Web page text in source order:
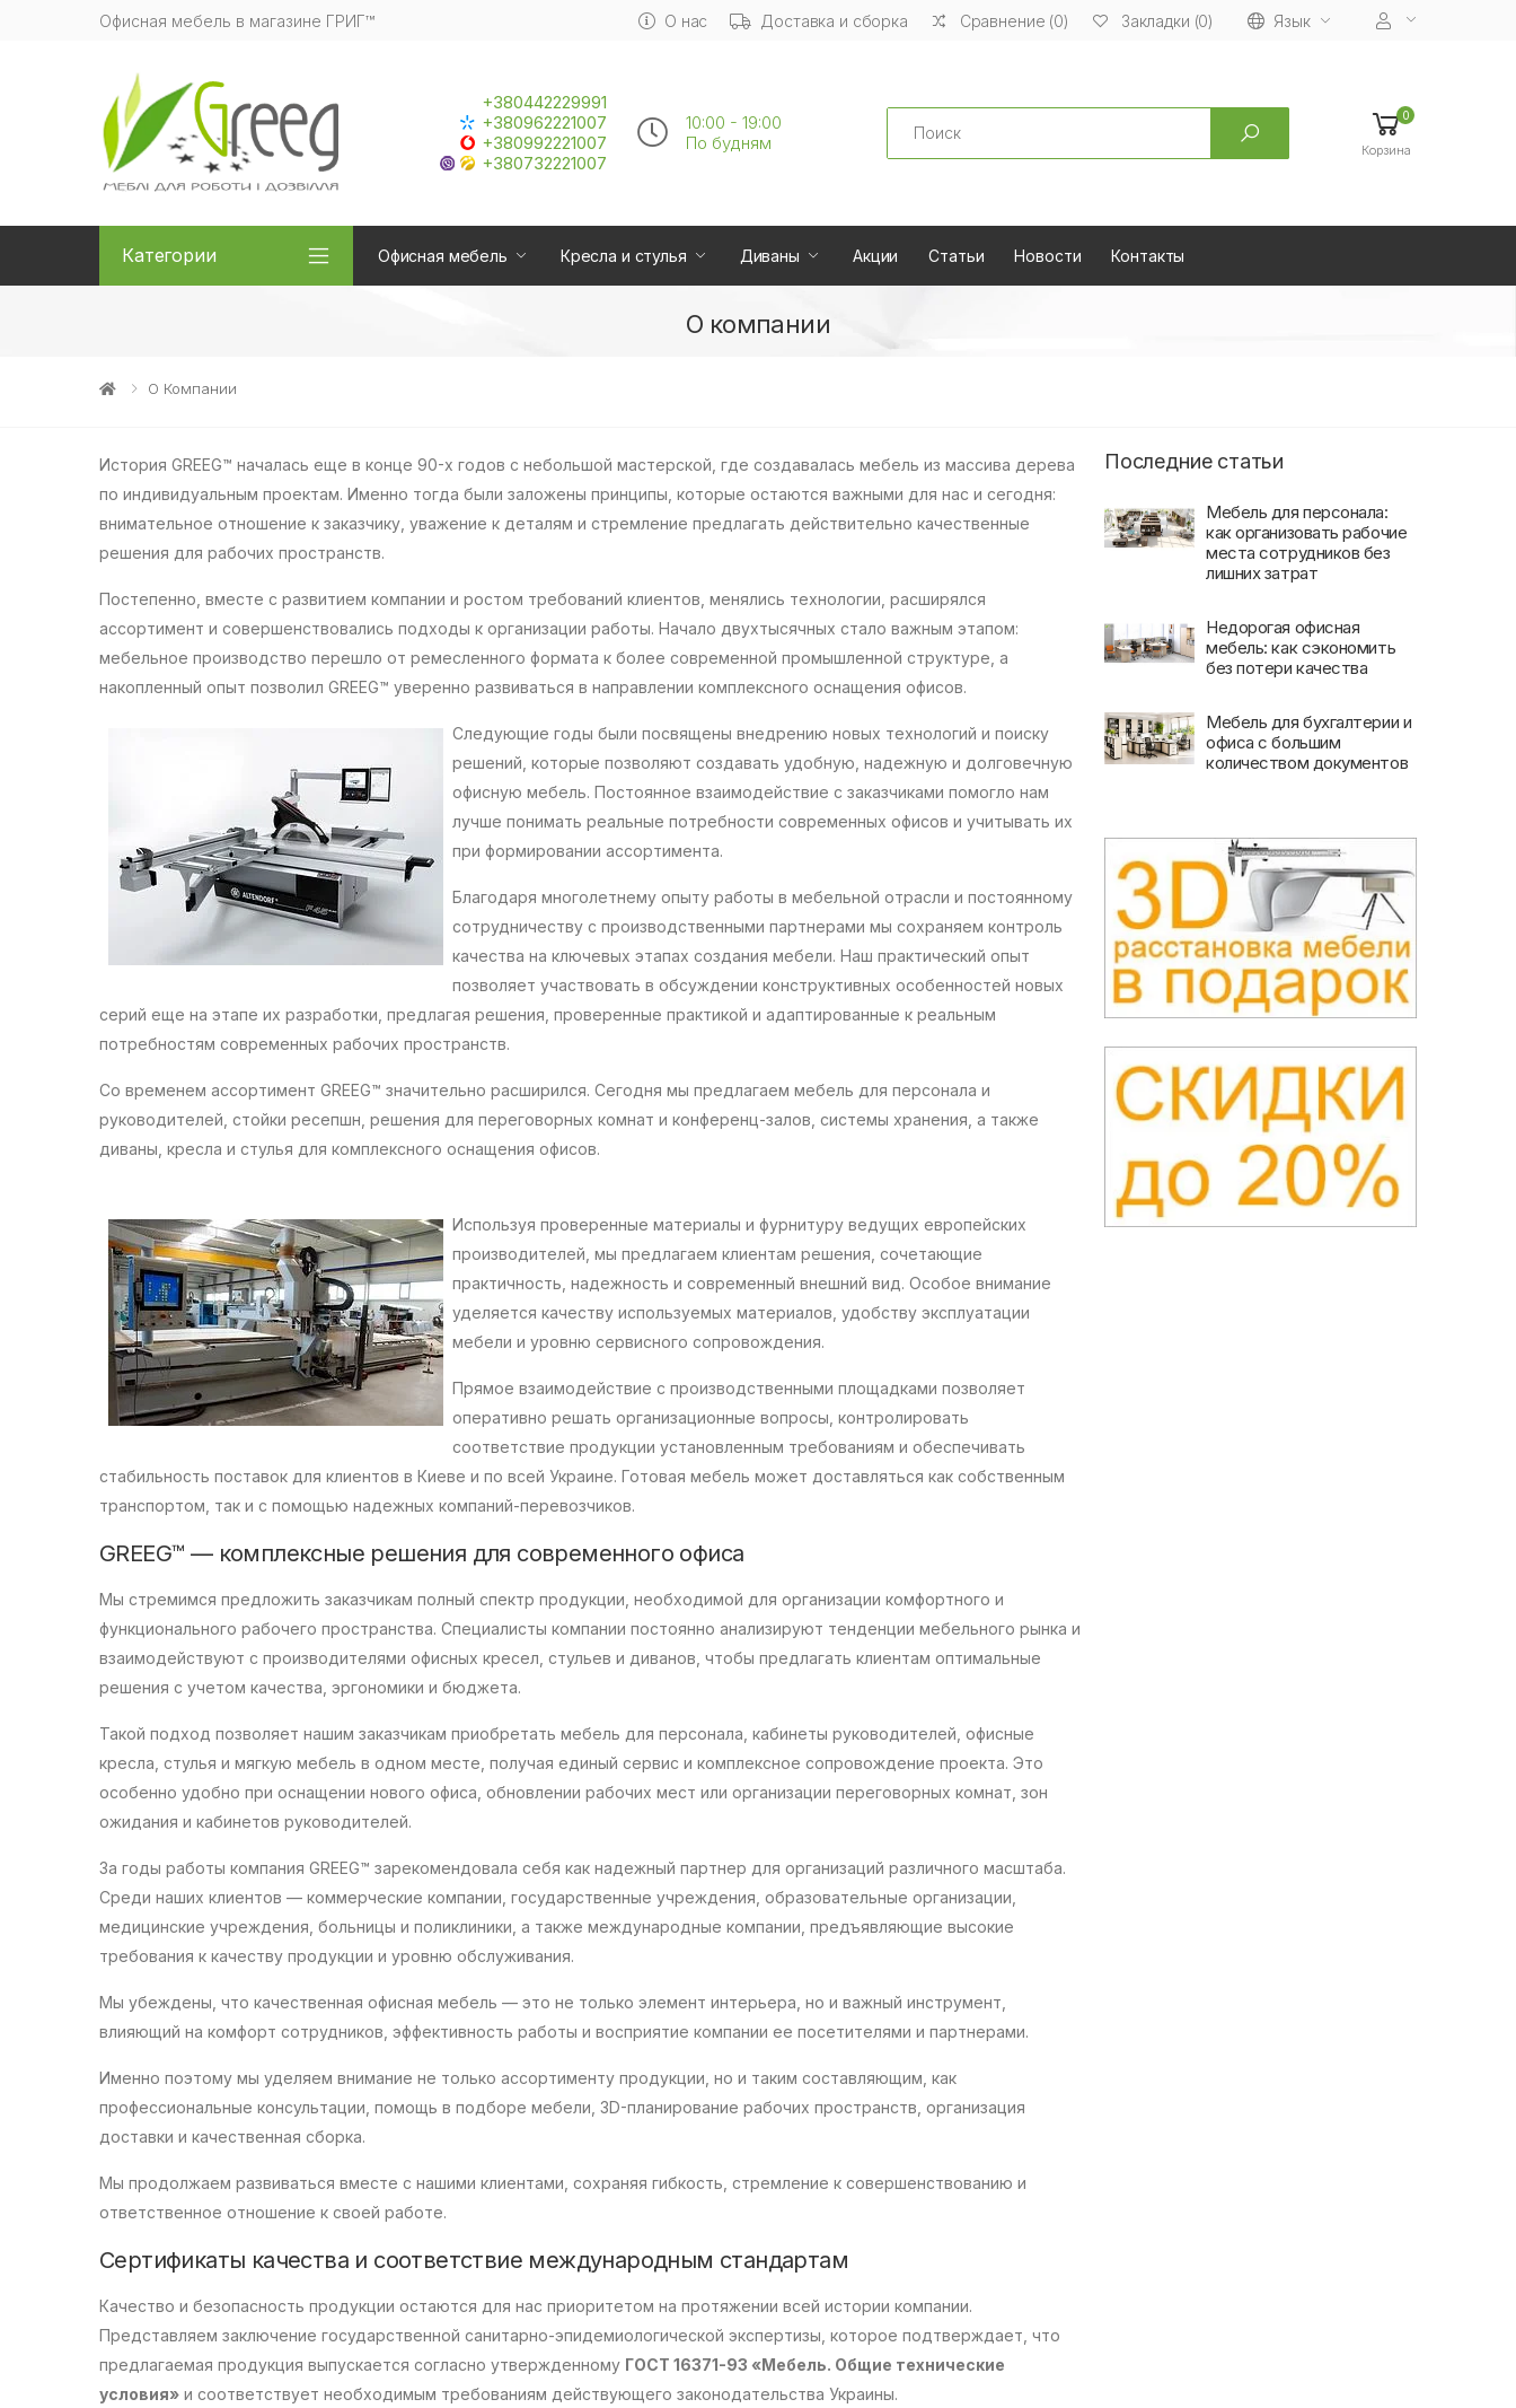
Офисная мебель в магазине ГРИГ™ О нас Доставка и сборка Сравнение (0) Закладки (0) Язык
+380442229991
+380962221007
+380992221007
+380732221007
10:00 - 19:00
По будням
Search 0
Корзина
Категории Офисная мебель Кресла и стулья Диваны Акции Статьи Новости Контакты
О компании
О Компании
История GREEG™ началась еще в конце 90-х годов с небольшой мастерской, где создавалась мебель из массива дерева
по индивидуальным проектам. Именно тогда были заложены принципы, которые остаются важными для нас и сегодня:
внимательное отношение к заказчику, уважение к деталям и стремление предлагать действительно качественные
решения для рабочих пространств.
Постепенно, вместе с развитием компании и ростом требований клиентов, менялись технологии, расширялся
ассортимент и совершенствовались подходы к организации работы. Начало двухтысячных стало важным этапом:
мебельное производство перешло от ремесленного формата к более современной промышленной структуре, а
накопленный опыт позволил GREEG™ уверенно развиваться в направлении комплексного оснащения офисов.
Следующие годы были посвящены внедрению новых технологий и поиску
решений, которые позволяют создавать удобную, надежную и долговечную
офисную мебель. Постоянное взаимодействие с заказчиками помогло нам
лучше понимать реальные потребности современных офисов и учитывать их
при формировании ассортимента.
Благодаря многолетнему опыту работы в мебельной отрасли и постоянному
сотрудничеству с производственными партнерами мы сохраняем контроль
качества на ключевых этапах создания мебели. Наш практический опыт
позволяет участвовать в обсуждении конструктивных особенностей новых
серий еще на этапе их разработки, предлагая решения, проверенные практикой и адаптированные к реальным
потребностям современных рабочих пространств.
Со временем ассортимент GREEG™ значительно расширился. Сегодня мы предлагаем мебель для персонала и
руководителей, стойки ресепшн, решения для переговорных комнат и конференц-залов, системы хранения, а также
диваны, кресла и стулья для комплексного оснащения офисов.
Используя проверенные материалы и фурнитуру ведущих европейских
производителей, мы предлагаем клиентам решения, сочетающие
практичность, надежность и современный внешний вид. Особое внимание
уделяется качеству используемых материалов, удобству эксплуатации
мебели и уровню сервисного сопровождения.
Прямое взаимодействие с производственными площадками позволяет
оперативно решать организационные вопросы, контролировать
соответствие продукции установленным требованиям и обеспечивать
стабильность поставок для клиентов в Киеве и по всей Украине. Готовая мебель может доставляться как собственным
транспортом, так и с помощью надежных компаний-перевозчиков.
GREEG™ — комплексные решения для современного офиса
Мы стремимся предложить заказчикам полный спектр продукции, необходимой для организации комфортного и
функционального рабочего пространства. Специалисты компании постоянно анализируют тенденции мебельного рынка и
взаимодействуют с производителями офисных кресел, стульев и диванов, чтобы предлагать клиентам оптимальные
решения с учетом качества, эргономики и бюджета.
Такой подход позволяет нашим заказчикам приобретать мебель для персонала, кабинеты руководителей, офисные
кресла, стулья и мягкую мебель в одном месте, получая единый сервис и комплексное сопровождение проекта. Это
особенно удобно при оснащении нового офиса, обновлении рабочих мест или организации переговорных комнат, зон
ожидания и кабинетов руководителей.
За годы работы компания GREEG™ зарекомендовала себя как надежный партнер для организаций различного масштаба.
Среди наших клиентов — коммерческие компании, государственные учреждения, образовательные организации,
медицинские учреждения, больницы и поликлиники, а также международные компании, предъявляющие высокие
требования к качеству продукции и уровню обслуживания.
Мы убеждены, что качественная офисная мебель — это не только элемент интерьера, но и важный инструмент,
влияющий на комфорт сотрудников, эффективность работы и восприятие компании ее посетителями и партнерами.
Именно поэтому мы уделяем внимание не только ассортименту продукции, но и таким составляющим, как
профессиональные консультации, помощь в подборе мебели, 3D-планирование рабочих пространств, организация
доставки и качественная сборка.
Мы продолжаем развиваться вместе с нашими клиентами, сохраняя гибкость, стремление к совершенствованию и
ответственное отношение к своей работе.
Сертификаты качества и соответствие международным стандартам
Качество и безопасность продукции остаются для нас приоритетом на протяжении всей истории компании.
Представляем заключение государственной санитарно-эпидемиологической экспертизы, которое подтверждает, что
предлагаемая продукция выпускается согласно утвержденному ГОСТ 16371-93 «Мебель. Общие технические
условия» и соответствует необходимым требованиям действующего законодательства Украины.
Последние статьи
Мебель для персонала:
как организовать рабочие
места сотрудников без
лишних затрат
Недорогая офисная
мебель: как сэкономить
без потери качества
Мебель для бухгалтерии и
офиса с большим
количеством документов